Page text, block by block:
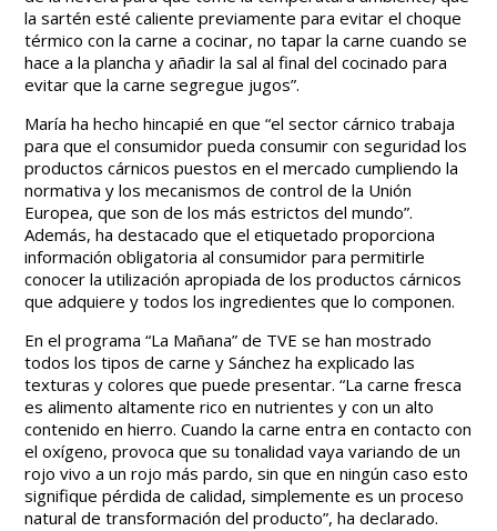
la sartén esté caliente previamente para evitar el choque
térmico con la carne a cocinar, no tapar la carne cuando se
hace a la plancha y añadir la sal al final del cocinado para
evitar que la carne segregue jugos”.
María ha hecho hincapié en que “el sector cárnico trabaja
para que el consumidor pueda consumir con seguridad los
productos cárnicos puestos en el mercado cumpliendo la
normativa y los mecanismos de control de la Unión
Europea, que son de los más estrictos del mundo”.
Además, ha destacado que el etiquetado proporciona
información obligatoria al consumidor para permitirle
conocer la utilización apropiada de los productos cárnicos
que adquiere y todos los ingredientes que lo componen.
En el programa “La Mañana” de TVE se han mostrado
todos los tipos de carne y Sánchez ha explicado las
texturas y colores que puede presentar. “La carne fresca
es alimento altamente rico en nutrientes y con un alto
contenido en hierro. Cuando la carne entra en contacto con
el oxígeno, provoca que su tonalidad vaya variando de un
rojo vivo a un rojo más pardo, sin que en ningún caso esto
signifique pérdida de calidad, simplemente es un proceso
natural de transformación del producto”, ha declarado.